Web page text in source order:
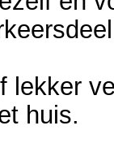
lekker
huis.